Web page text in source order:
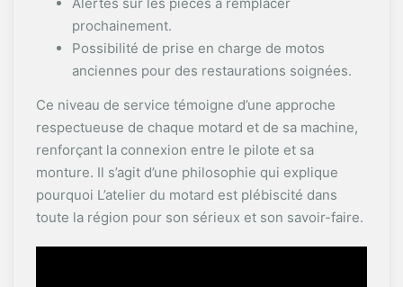
prochainement.
Possibilité de prise en charge de motos
anciennes pour des restaurations soignées.
Ce niveau de service témoigne d’une approche
respectueuse de chaque motard et de sa machine,
renforçant la connexion entre le pilote et sa
monture. Il s’agit d’une philosophie qui explique
pourquoi L’atelier du motard est plébiscité dans
toute la région pour son sérieux et son savoir-faire.